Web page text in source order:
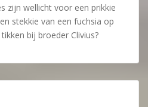
zijn wellicht voor een prikkie
stekkie van een fuchsia op
bij broeder Clivius?